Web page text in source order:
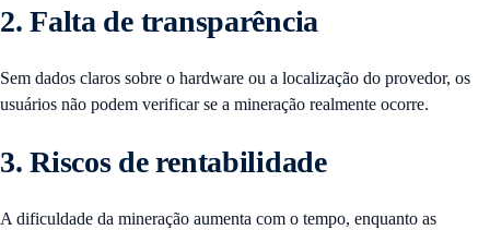
2. Falta de transparência
Sem dados claros sobre o hardware ou a localização do provedor, os
usuários não podem verificar se a mineração realmente ocorre.
3. Riscos de rentabilidade
A dificuldade da mineração aumenta com o tempo, enquanto as